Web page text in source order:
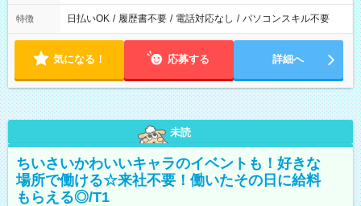
特徴 日払いOK / 履歴書不要 / 電話対応なし / パソコンスキル不要
気になる！ 応募する 詳細へ
未読
ちいさいかわいいキャラのイベントも！好きな
場所で働ける☆来社不要！働いたその日に給料
もらえる◎/T1